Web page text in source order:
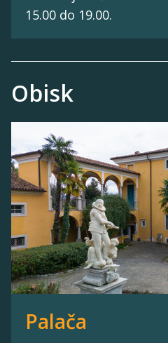
15.00 do 19.00.
Obisk
Palača